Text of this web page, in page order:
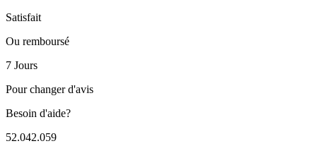
Satisfait
Ou remboursé
7 Jours
Pour changer d'avis
Besoin d'aide?
52.042.059